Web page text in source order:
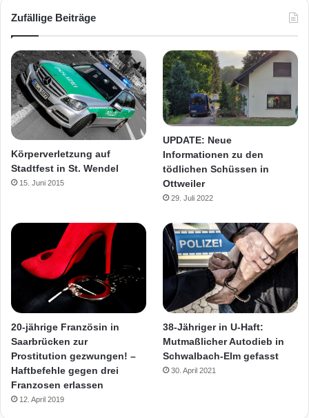
Zufällige Beiträge
Körperverletzung auf
Stadtfest in St. Wendel
15. Juni 2015
UPDATE: Neue
Informationen zu den
tödlichen Schüssen in
Ottweiler
29. Juli 2022
20-jährige Französin in
Saarbrücken zur
Prostitution gezwungen! –
Haftbefehle gegen drei
Franzosen erlassen
12. April 2019
38-Jähriger in U-Haft:
Mutmaßlicher Autodieb in
Schwalbach-Elm gefasst
30. April 2021